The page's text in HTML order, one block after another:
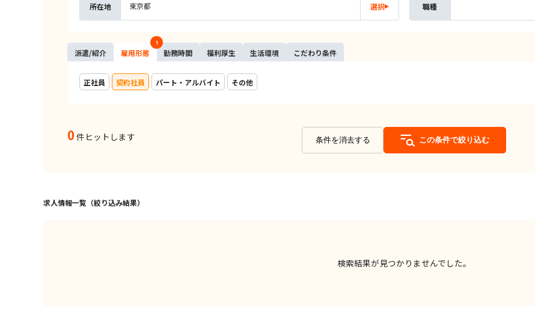
所在地 東京都 選択 職種
派遣/紹介 雇用形態
1
勤務時間 福利厚生 生活環境 こだわり条件
正社員 契約社員 パート・アルバイト その他
0 件ヒットします 条件を消去する この条件で絞り込む
求人情報一覧（絞り込み結果）
検索結果が見つかりませんでした。